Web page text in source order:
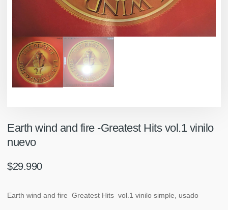
Earth wind and fire -Greatest Hits vol.1 vinilo
nuevo
$29.990
Earth wind and fire Greatest Hits vol.1 vinilo simple, usado